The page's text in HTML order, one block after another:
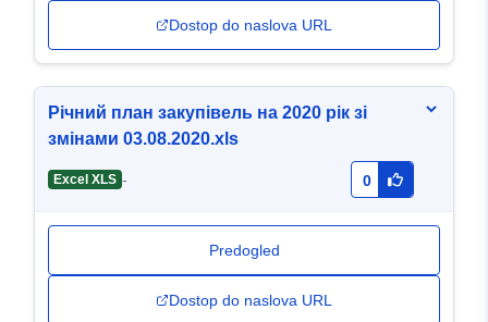
Dostop do naslova URL
Річний план закупівель на 2020 рік зі
змінами 03.08.2020.xls
Excel XLS - 0
Predogled
Dostop do naslova URL